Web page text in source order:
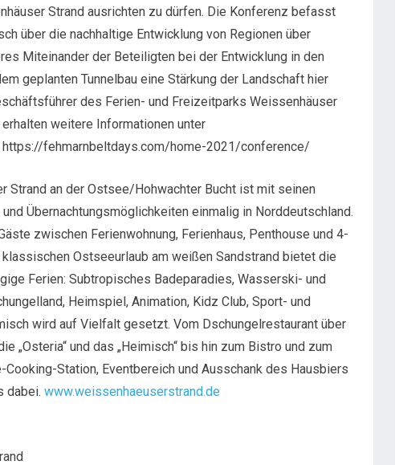
Strand ausrichten zu dürfen. Die Konferenz befasst
über die nachhaltige Entwicklung von Regionen über
Miteinander der Beteiligten bei der Entwicklung in den
geplanten Tunnelbau eine Stärkung der Landschaft hier
des Ferien- und Freizeitparks Weissenhäuser
weitere Informationen unter
https://fehmarnbeltdays.com/home-2021/conference/
Strand an der Ostsee/Hohwachter Bucht ist mit seinen
Übernachtungsmöglichkeiten einmalig in Norddeutschland.
zwischen Ferienwohnung, Ferienhaus, Penthouse und 4-
Ostseeurlaub am weißen Sandstrand bietet die
Ferien: Subtropisches Badeparadies, Wasserski- und
Heimspiel, Animation, Kidz Club, Sport- und
wird auf Vielfalt gesetzt. Vom Dschungelrestaurant über
„Osteria“ und das „Heimisch“ bis hin zum Bistro und zum
Station, Eventbereich und Ausschank des Hausbiers
dabei. www.weissenhaeuserstrand.de